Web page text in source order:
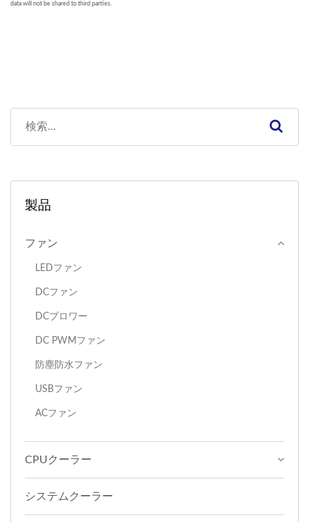
製品
ファン
LEDファン
DCファン
DCブロワー
DC PWMファン
防塵防水ファン
USBファン
ACファン
CPUクーラー
システムクーラー